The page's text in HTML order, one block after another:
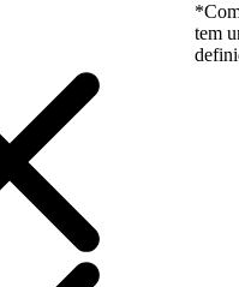
tem